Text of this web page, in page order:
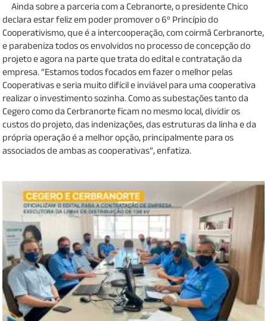
Ainda sobre a parceria com a Cebranorte, o presidente Chico
declara estar feliz em poder promover o 6º Princípio do
Cooperativismo, que é a intercooperação, com coirmã Cerbranorte,
e parabeniza todos os envolvidos no processo de concepção do
projeto e agora na parte que trata do edital e contratação da
empresa. “Estamos todos focados em fazer o melhor pelas
Cooperativas e seria muito difícil e inviável para uma cooperativa
realizar o investimento sozinha. Como as subestações tanto da
Cegero como da Cerbranorte ficam no mesmo local, dividir os
custos do projeto, das indenizações, das estruturas da linha e da
própria operação é a melhor opção, principalmente para os
associados de ambas as cooperativas”, enfatiza.